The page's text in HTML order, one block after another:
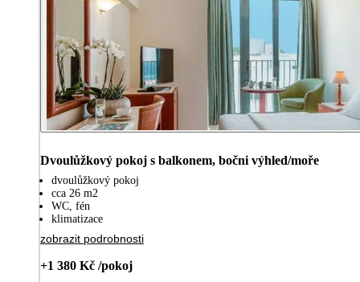
Dvoulůžkový pokoj s balkonem, bočni výhled/moře
dvoulůžkový pokoj
cca 26 m2
WC, fén
klimatizace
zobrazit podrobnosti
+1 380 Kč /pokoj